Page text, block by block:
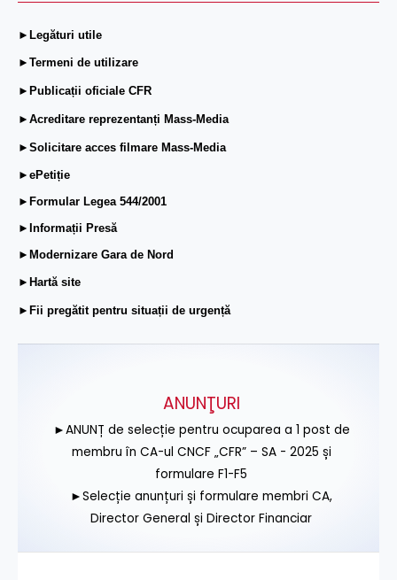
►Legături utile
►Termeni de utilizare
►Publicații oficiale CFR
►Acreditare reprezentanți Mass-Media
►Solicitare acces filmare Mass-Media
►ePetiție
►Formular Legea 544/2001
►Informații Presă
►Modernizare Gara de Nord
►Hartă site
►Fii pregătit pentru situații de urgență
ANUNŢURI
►ANUNȚ de selecție pentru ocuparea a 1 post de
membru în CA-ul CNCF „CFR” – SA - 2025 și
formulare F1-F5
►Selecție anunțuri și formulare membri CA,
Director General și Director Financiar